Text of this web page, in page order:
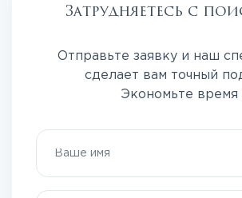
Затрудняетесь с
Отправьте заявку и наш
сделает вам точный
Экономьте время